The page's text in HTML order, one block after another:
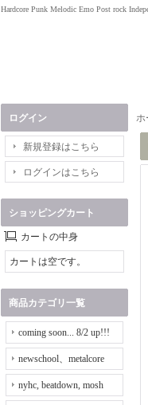
Hardcore Punk Melodic Emo Post rock
ログイン
新規登録はこちら
ログインはこちら
ショッピングカート
カートの中身
カートは空です。
商品カテゴリ一覧
coming soon... 8/2 up!!!
newschool、metalcore
nyhc, beatdown, mosh
ホ